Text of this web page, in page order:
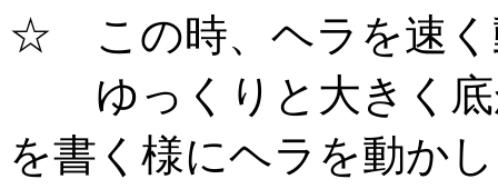
☆ この時、ヘラを速
ゆっくりと大きく底
を書く様にヘラを動か